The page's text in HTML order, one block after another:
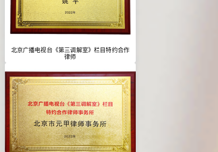
北京广播电视台《第三调解室》栏目特约合作
律师